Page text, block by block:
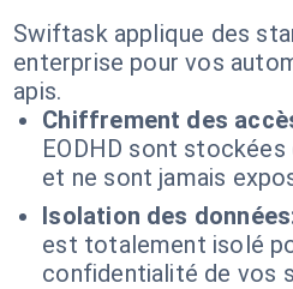
Swiftask applique des
enterprise pour vos
apis.
Chiffrement des
EODHD sont
et ne sont jamais
Isolation des
est totalement isolé
confidentialité de vos